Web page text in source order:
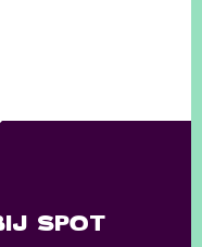
SPOT